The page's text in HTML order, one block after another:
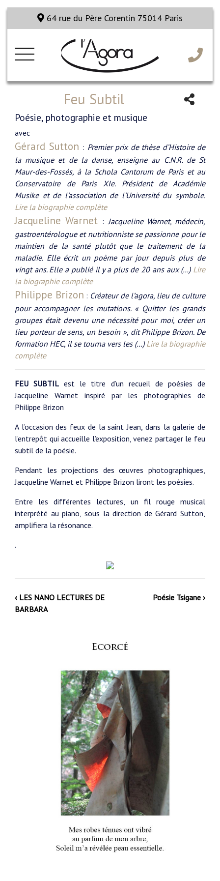
64 rue du Père Corentin 75014 Paris
Feu Subtil
Poésie, photographie et musique
avec
Gérard Sutton : Premier prix de thèse d’Histoire de
la musique et de la danse, enseigne au C.N.R. de St
Maur-des-Fossés, à la Schola Cantorum de Paris et au
Conservatoire de Paris XIe. Président de Académie
Musike et de l’association de l’Université du symbole.
Lire la biographie complète
Jacqueline Warnet :Jacqueline Warnet, médecin,
gastroentérologue et nutritionniste se passionne pour le
maintien de la santé plutôt que le traitement de la
maladie. Elle écrit un poème par jour depuis plus de
vingt ans. Elle a publié il y a plus de 20 ans aux (…) Lire
la biographie complète
Philippe Brizon : Créateur de l’agora, lieu de culture
pour accompagner les mutations. « Quitter les grands
groupes était devenu une nécessité pour moi, créer un
lieu porteur de sens, un besoin », dit Philippe Brizon. De
formation HEC, il se tourna vers les (…) Lire la biographie
complète
FEU SUBTIL est le titre d’un recueil de poésies de
Jacqueline Warnet inspiré par les photographies de
Philippe Brizon
A l’occasion des feux de la saint Jean, dans la galerie de
l’entrepôt qui accueille l’exposition, venez partager le feu
subtil de la poésie.
Pendant les projections des œuvres photographiques,
Jacqueline Warnet et Philippe Brizon liront les poésies.
Entre les différentes lectures, un fil rouge musical
interprété au piano, sous la direction de Gérard Sutton,
amplifiera la résonance.
.
‹ LES NANO LECTURES DE
BARBARA
Poésie Tsigane ›